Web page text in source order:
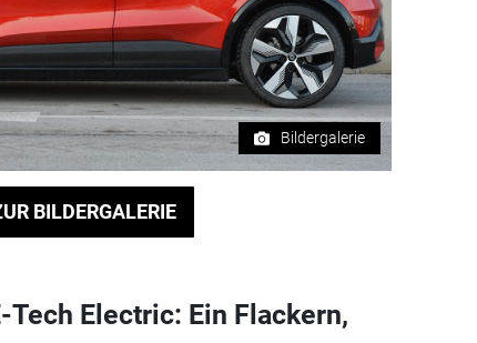
Bildergalerie
BILDERGALERIE
Tech Electric: Ein Flackern,